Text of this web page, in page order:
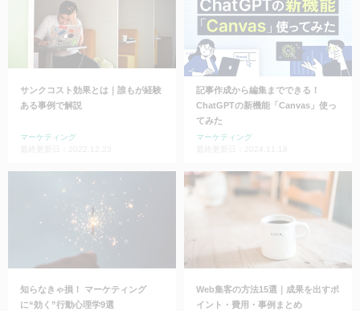
サンクコスト効果とは｜誰もが経験
ある事例で解説
マーケティング
記事作成から編集までできる！
ChatGPTの新機能「Canvas」使っ
てみた
マーケティング
知らなきゃ損！ マーケティング
に“効く”行動心理学9選
Web集客の方法15選｜成果を出すポ
イント・費用・事例まとめ